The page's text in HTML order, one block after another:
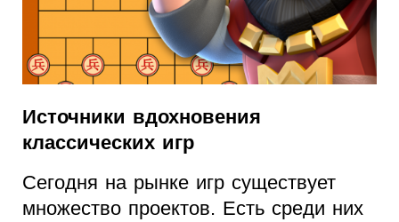
Источники вдохновения
классических игр
Сегодня на рынке игр существует
множество проектов. Есть среди них